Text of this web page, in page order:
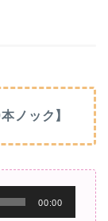
ノック】
00:00